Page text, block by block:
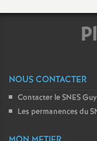
NOUS CONTACTER
Contacter le SNES
Les permanences du